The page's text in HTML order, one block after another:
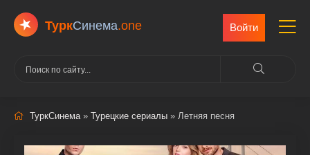
ТуркCинема.one Войти
ТуркСинема» Турецкие сериалы » Летняя песня